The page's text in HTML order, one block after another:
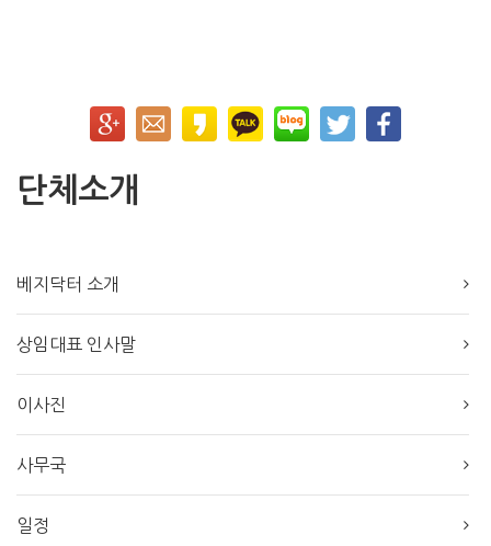
단체소개
베지닥터 소개
상임대표 인사말
이사진
사무국
일정